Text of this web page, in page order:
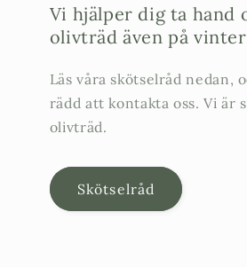
Vi hjälper dig ta hand
olivträd även på
Läs våra skötselråd nedan,
rädd att kontakta oss. Vi är
olivträd.
Skötselråd